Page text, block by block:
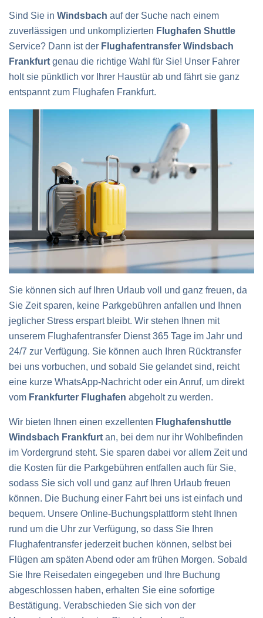
Sind Sie in Windsbach auf der Suche nach einem
zuverlässigen und unkomplizierten Flughafen Shuttle
Service? Dann ist der Flughafentransfer Windsbach
Frankfurt genau die richtige Wahl für Sie! Unser Fahrer
holt sie pünktlich vor Ihrer Haustür ab und fährt sie ganz
entspannt zum Flughafen Frankfurt.
Sie können sich auf Ihren Urlaub voll und ganz freuen, da
Sie Zeit sparen, keine Parkgebühren anfallen und Ihnen
jeglicher Stress erspart bleibt. Wir stehen Ihnen mit
unserem Flughafentransfer Dienst 365 Tage im Jahr und
24/7 zur Verfügung. Sie können auch Ihren Rücktransfer
bei uns vorbuchen, und sobald Sie gelandet sind, reicht
eine kurze WhatsApp-Nachricht oder ein Anruf, um direkt
vom Frankfurter Flughafen abgeholt zu werden.
Wir bieten Ihnen einen exzellenten Flughafenshuttle
Windsbach Frankfurt an, bei dem nur ihr Wohlbefinden
im Vordergrund steht. Sie sparen dabei vor allem Zeit und
die Kosten für die Parkgebühren entfallen auch für Sie,
sodass Sie sich voll und ganz auf Ihren Urlaub freuen
können. Die Buchung einer Fahrt bei uns ist einfach und
bequem. Unsere Online-Buchungsplattform steht Ihnen
rund um die Uhr zur Verfügung, so dass Sie Ihren
Flughafentransfer jederzeit buchen können, selbst bei
Flügen am späten Abend oder am frühen Morgen. Sobald
Sie Ihre Reisedaten eingegeben und Ihre Buchung
abgeschlossen haben, erhalten Sie eine sofortige
Bestätigung. Verabschieden Sie sich von der